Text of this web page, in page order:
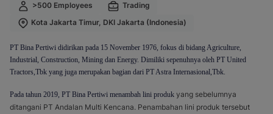
>500 Employees
Trading
Kota Jakarta Timur, DKI Jakarta (Indonesia)
PT Bina Pertiwi didirikan pada 15 November 1976, fokus di bidang Agriculture,
Industrial, Construction, Mining dan Energy. Dimiliki sepenuhnya oleh PT United
Tractors,Tbk yang juga merupakan bagian dari PT Astra Internasional,Tbk.
Pada tahun 2019, PT Bina Pertiwi menambah lini produk yang sebelumnya
ditangani PT Andalan Multi Kencana. Penambahan lini produk tersebut